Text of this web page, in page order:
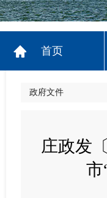
首页
政府文件
庄政发
市